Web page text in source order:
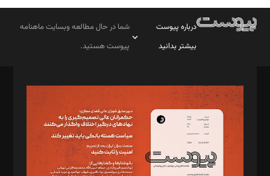
درباره پیوست
بیشتر بدانید
شما در حال مطالعه وبسایت ماهنامه
پیوست هستید.
مدیر مسئول: محمدباقر اثنی‌عشری
سردبیر: مهرک محمودی
دبیر تحریریه: میثم قاسمی
د‌بیر ناداستان: سمانه سمیع
د‌بیر خدمت و تجارت: ابوالفضل رجبی